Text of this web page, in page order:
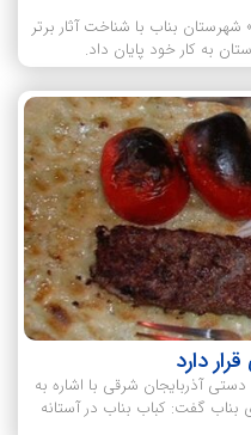
بناب با شناخت آثار برتر
دارد
آذربایجان شرقی با اشاره به
بناب گفت: کباب بناب در آستانه